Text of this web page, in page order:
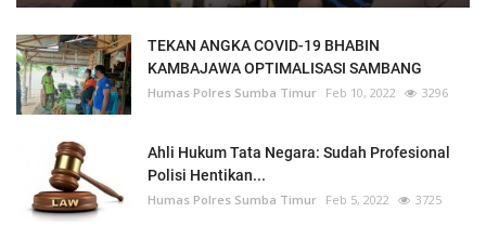
TEKAN ANGKA COVID-19 BHABIN
KAMBAJAWA OPTIMALISASI SAMBANG
Humas Polres Sumba Timur Feb 10, 2022 3296
Ahli Hukum Tata Negara: Sudah Profesional
Polisi Hentikan...
Humas Polres Sumba Timur Feb 5, 2022 3725